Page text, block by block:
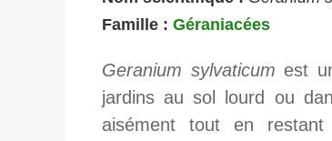
Famille : Géraniacées
Geranium sylvaticum est
jardins au sol lourd ou
aisément tout en restant